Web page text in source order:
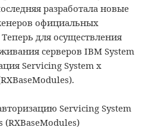
разработала новые
официальных
для осуществления
серверов IBM System
Servicing System x